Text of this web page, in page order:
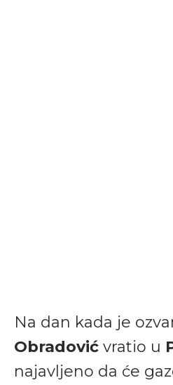
Na dan kada je
Obradović vratio u
najavljeno da će